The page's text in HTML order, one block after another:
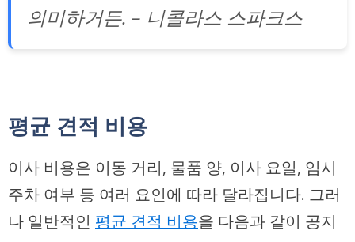
의미하거든. – 니콜라스 스파크스
평균 견적 비용
이사 비용은 이동 거리, 물품 양, 이사 요일, 임시
주차 여부 등 여러 요인에 따라 달라집니다. 그러
나 일반적인 평균 견적 비용을 다음과 같이 공지